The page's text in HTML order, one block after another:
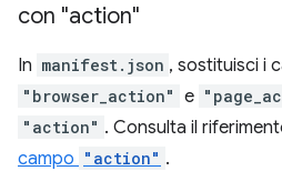
con "action"
In manifest.json , sostituisci i
"browser_action" e
"action" . Consulta il
campo "action" .